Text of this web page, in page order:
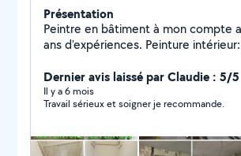
Présentation
Peintre en bâtiment à mon compte
ans d'expériences. Peinture
potail , volets, ravalement de
sol pvc , moquette, parquet, vitrification de parquet ,
entretien de jardin, pose de faïence,
Dernier avis laissé par Claudie : 5/5
Il y a 6 mois
Travail sérieux et soigner je recommande.